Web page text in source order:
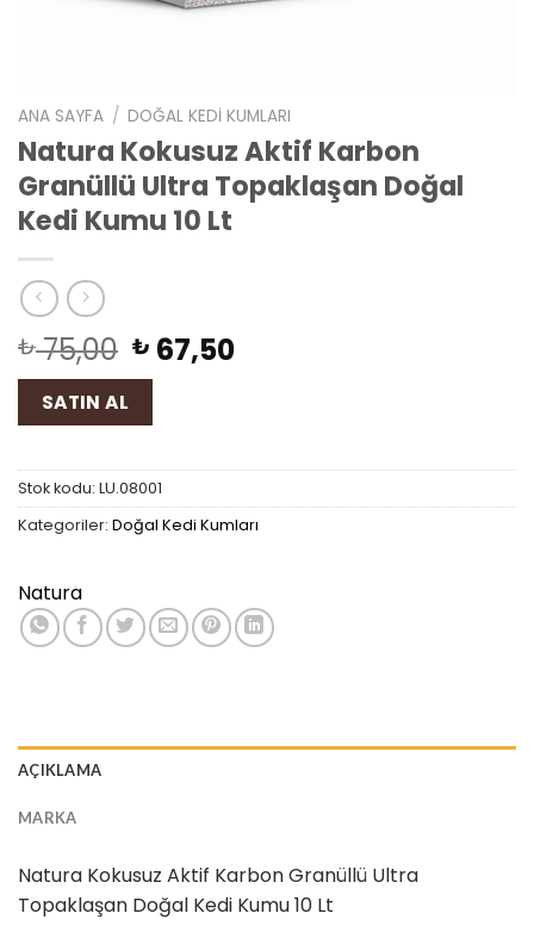
ANA SAYFA / DOĞAL KEDI KUMLARI
Natura Kokusuz Aktif Karbon
Granüllü Ultra Topaklaşan Doğal
Kedi Kumu 10 Lt
₺75,00 ₺ 67,50
SATIN AL
Stok kodu: LU.08001
Kategoriler: Doğal Kedi Kumları
Natura
AÇIKLAMA
MARKA
Natura Kokusuz Aktif Karbon Granüllü Ultra
Topaklaşan Doğal Kedi Kumu 10 Lt